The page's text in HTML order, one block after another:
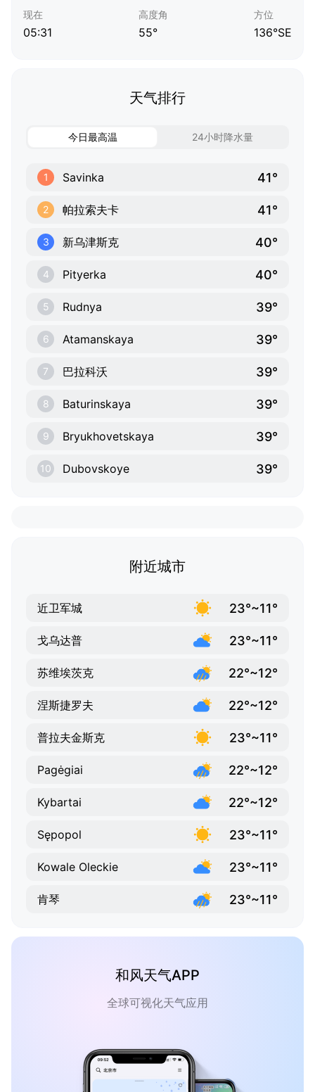
现在
05:31
高度角
55°
方位
136°SE
天气排行
今日最高温 24小时降水量
1 Savinka 41°
2 帕拉索夫卡 41°
3 新乌津斯克 40°
4 Pityerka 40°
5 Rudnya 39°
6 Atamanskaya 39°
7 巴拉科沃 39°
8 Baturinskaya 39°
9 Bryukhovetskaya 39°
10 Dubovskoye 39°
附近城市
近卫军城 23°~11°
戈乌达普 23°~11°
苏维埃茨克 22°~12°
涅斯捷罗夫 22°~12°
普拉夫金斯克 23°~11°
Pagėgiai 22°~12°
Kybartai 22°~12°
Sępopol 23°~11°
Kowale Oleckie 23°~11°
肯琴 23°~11°
和风天气APP
全球可视化天气应用